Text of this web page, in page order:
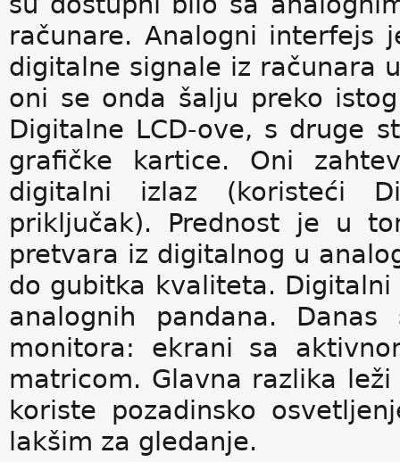
računare. Analogni interfejs
digitalne signale iz računara
oni se onda šalju preko
Digitalne LCD-ove, s druge
grafičke kartice. Oni
digitalni izlaz (koristeći
priključak). Prednost je u
pretvara iz digitalnog u
do gubitka kvaliteta.
analognih pandana.
monitora: ekrani sa
matricom. Glavna razlika
koriste pozadinsko
lakšim za gledanje.